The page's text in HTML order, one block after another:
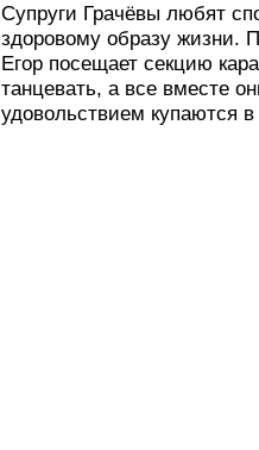
Супруги Грачёвы любят
здоровому образу жизни.
Егор посещает секцию
танцевать, а все вместе
удовольствием купаются в